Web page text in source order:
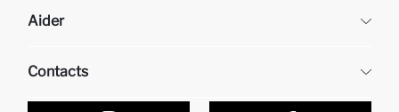
À propos de nous
Aider
Retour et changement
Suivi de la Commande
Contacts
Nos Magasins